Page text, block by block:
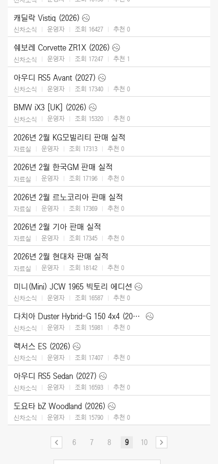
캐딜락 Vistiq (2026)
신차소식 운영자 조회 16427 추천 0
쉐보레 Corvette ZR1X (2026)
신차소식 운영자 조회 17247 추천 1
아우디 RS5 Avant (2027)
신차소식 운영자 조회 17340 추천 0
BMW iX3 [UK] (2026)
신차소식 운영자 조회 15320 추천 0
2026년 2월 KG모빌리티 판매 실적
자료실 운영자 조회 17313 추천 0
2026년 2월 한국GM 판매 실적
자료실 운영자 조회 17196 추천 0
2026년 2월 르노코리아 판매 실적
자료실 운영자 조회 17369 추천 0
2026년 2월 기아 판매 실적
자료실 운영자 조회 17345 추천 0
2026년 2월 현대차 판매 실적
자료실 운영자 조회 18142 추천 0
미니(Mini) JCW 1965 빅토리 에디션
신차소식 운영자 조회 16587 추천 0
다치아 Duster Hybrid-G 150 4x4 (2026)
신차소식 운영자 조회 15981 추천 0
렉서스 ES (2026)
신차소식 운영자 조회 17407 추천 0
아우디 RS5 Sedan (2027)
신차소식 운영자 조회 16593 추천 0
도요타 bZ Woodland (2026)
신차소식 운영자 조회 15790 추천 0
6 7 8 9 10